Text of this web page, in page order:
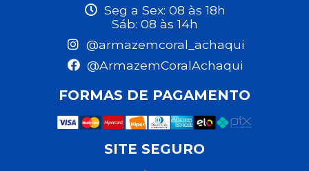
Seg a Sex: 08 às 18h
Sáb: 08 às 14h
@armazemcoral_achaqui
@ArmazemCoralAchaqui
FORMAS DE PAGAMENTO
SITE SEGURO